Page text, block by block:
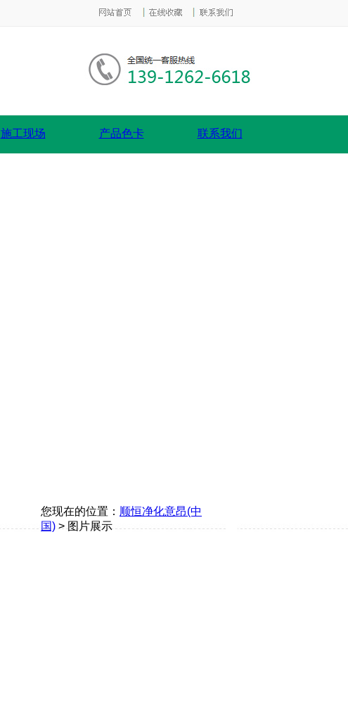
施工现场 产品色卡 联系我们
您现在的位置： 顺恒净化意昂(中
国)> 图片展示